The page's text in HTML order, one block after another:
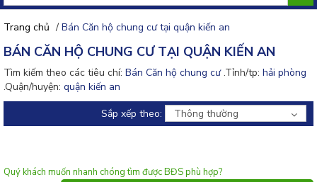
Đăng
nhập
Đăng
ký
rao
Trang chủ / Bán Căn hộ chung cư tại quận kiến an
BÁN CĂN HỘ CHUNG CƯ TẠI QUẬN KIẾN AN
Tìm kiếm theo các tiêu chí: Bán Căn hộ chung cư.Tỉnh/tp: hải phòng
.Quận/huyện: quận kiến an
Sắp xếp theo:
Thông thường
Quý khách muốn nhanh chóng tìm được BĐS phù hợp?